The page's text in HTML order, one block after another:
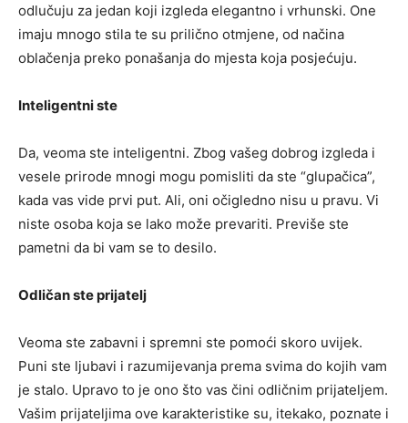
odlučuju za jedan koji izgleda elegantno i vrhunski. One
imaju mnogo stila te su prilično otmjene, od načina
oblačenja preko ponašanja do mjesta koja posjećuju.
Inteligentni ste
Da, veoma ste inteligentni. Zbog vašeg dobrog izgleda i
vesele prirode mnogi mogu pomisliti da ste “glupačica”,
kada vas vide prvi put. Ali, oni očigledno nisu u pravu. Vi
niste osoba koja se lako može prevariti. Previše ste
pametni da bi vam se to desilo.
Odličan ste prijatelj
Veoma ste zabavni i spremni ste pomoći skoro uvijek.
Puni ste ljubavi i razumijevanja prema svima do kojih vam
je stalo. Upravo to je ono što vas čini odličnim prijateljem.
Vašim prijateljima ove karakteristike su, itekako, poznate i